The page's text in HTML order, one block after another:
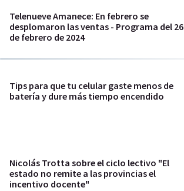
Telenueve Amanece: En febrero se
desplomaron las ventas - Programa del 26
de febrero de 2024
Tips para que tu celular gaste menos de
batería y dure más tiempo encendido
Nicolás Trotta sobre el ciclo lectivo "El
estado no remite a las provincias el
incentivo docente"